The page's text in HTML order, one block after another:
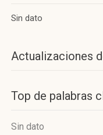
Sin dato
Actualizaciones
Top de palabras
Sin dato